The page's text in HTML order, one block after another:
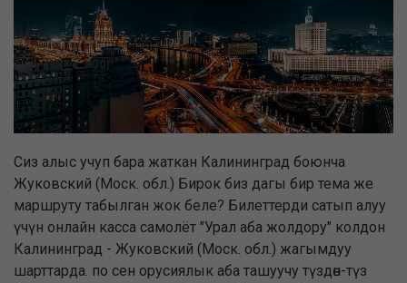
Сиз алыс учуп бара жаткан Калининград боюнча
Жуковский (Моск. обл.) Бирок биз дагы бир тема же
маршруту табылган жок беле? Билеттерди сатып алуу
үчүн онлайн касса самолёт "Урал аба жолдору" колдон
Калининград - Жуковский (Моск. обл.) жагымдуу
шарттарда. по сен орусиялык аба ташуучу түздөн-түз